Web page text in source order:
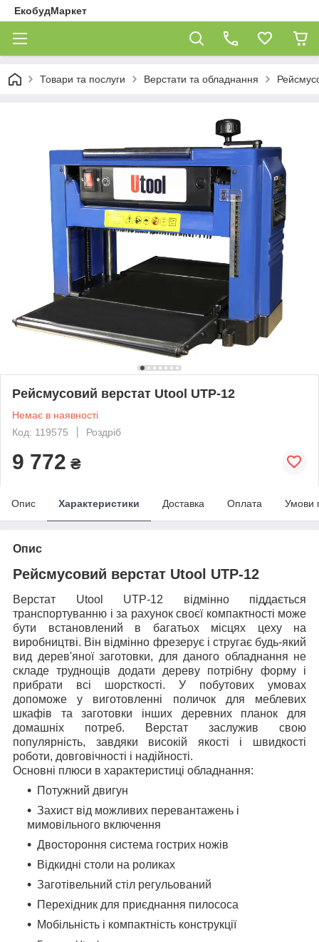
ЕкобудМаркет
Товари та послуги Верстати та обладнання
Рейсмусовий верстат Utool UTP-12
Немає в наявності
Код: 119575
Роздріб
9 772 ₴
Опис Характеристики Доставка Оплата Умови
Опис
Рейсмусовий верстат Utool UTP-12
Верстат Utool UTP-12 відмінно піддається
транспортуванню і за рахунок своєї компактності може
бути встановлений в багатьох місцях цеху на
виробництві. Він відмінно фрезерує і стругає будь-який
вид дерев'яної заготовки, для даного обладнання не
складе труднощів додати дереву потрібну форму і
прибрати всі шорсткості. У побутових умовах
допоможе у виготовленні поличок для меблевих
шкафів та заготовки інших деревних планок для
домашніх потреб. Верстат заслужив свою
популярність, завдяки високій якості і швидкості
роботи, довговічності і надійності.
Основні плюси в характеристиці обладнання:
Потужний двигун
Захист від можливих перевантажень і
мимовільного включення
Двостороння система гострих ножів
Відкидні столи на роликах
Заготівельний стіл регульований
Перехідник для приєднання пилососа
Мобільність і компактність конструкції